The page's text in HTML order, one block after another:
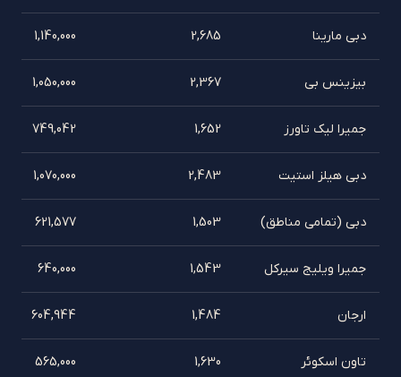
دبی مارینا 2,685
1,140,000
بیزینس بی 2,367
1,050,000
جمیرا لیک تاورز 1,652
749,042
دبی هیلز استیت 2,483
1,070,000
دبی (تمامی مناطق) 1,503
621,577
جمیرا ویلیج سیرکل 1,543
640,000
ارجان 1,484
604,944
تاون اسکوئر 1,630
565,000